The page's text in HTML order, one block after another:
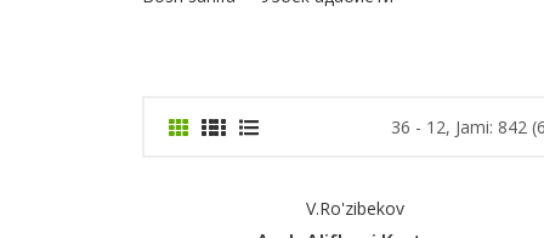
36 - 12, Jami: 842
V.Ro'zibekov